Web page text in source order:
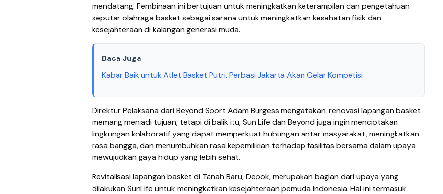
mendatang. Pembinaan ini bertujuan untuk meningkatkan keterampilan dan pengetahuan
seputar olahraga basket sebagai sarana untuk meningkatkan kesehatan fisik dan
kesejahteraan di kalangan generasi muda.
Baca Juga
Kabar Baik untuk Atlet Basket Putri, Perbasi Jakarta Akan Gelar Kompetisi
Direktur Pelaksana dari Beyond Sport Adam Burgess mengatakan, renovasi lapangan basket
memang menjadi tujuan, tetapi di balik itu, Sun Life dan Beyond juga ingin menciptakan
lingkungan kolaboratif yang dapat memperkuat hubungan antar masyarakat, meningkatkan
rasa bangga, dan menumbuhkan rasa kepemilikian terhadap fasilitas bersama dalam upaya
mewujudkan gaya hidup yang lebih sehat.
Revitalisasi lapangan basket di Tanah Baru, Depok, merupakan bagian dari upaya yang
dilakukan SunLife untuk meningkatkan kesejahteraan pemuda Indonesia. Hal ini termasuk